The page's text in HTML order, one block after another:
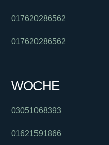
017620286562
017620286562
WOCHE
03051068393
01621591866